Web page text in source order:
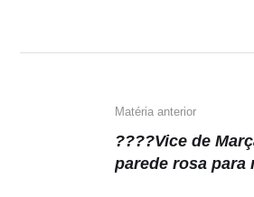
Matéria anterior
????Vice de
parede rosa para